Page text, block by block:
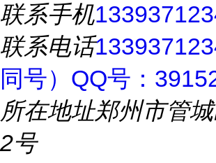
联系手机
联系电话
同号）QQ号：
所在地址郑州市管
2号